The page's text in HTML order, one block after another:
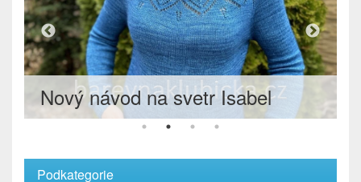
Návod na svetr Jeni
Podkategorie